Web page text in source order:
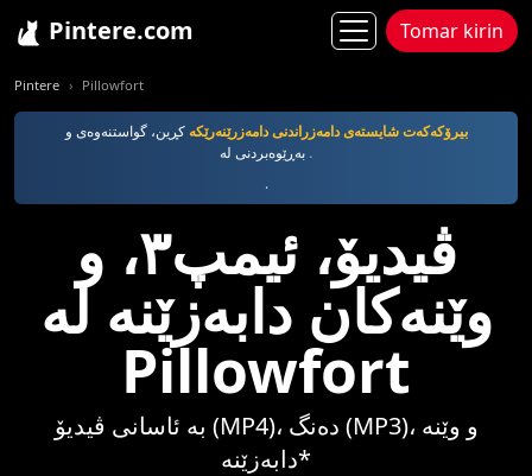
Pintere.com Tomar kirin
Pintere Pillowfort
بیرۆکەکەت شایستەی دامەزراندنی دامەزرێنەرێکە کڕین، گواستنەوەی و
.
.
ڤیدیۆ، ئیمپ٣، و
وێنەکان دابەزێنە لە
Pillowfort
بە ئاسانی ڤیدیۆ (MP4)، دەنگ (MP3)، و وێنە
دابەزێنە*